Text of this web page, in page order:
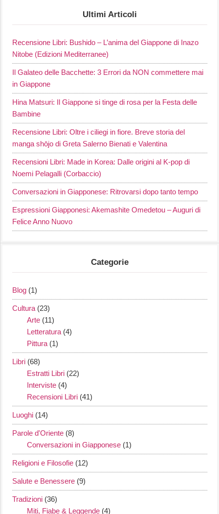
Ultimi Articoli
Recensione Libri: Bushido – L’anima del Giappone di Inazo
Nitobe (Edizioni Mediterranee)
Il Galateo delle Bacchette: 3 Errori da NON commettere mai
in Giappone
Hina Matsuri: Il Giappone si tinge di rosa per la Festa delle
Bambine
Recensione Libri: Oltre i ciliegi in fiore. Breve storia del
manga shōjo di Greta Salerno Bienati e Valentina
Recensioni Libri: Made in Korea: Dalle origini al K-pop di
Noemi Pelagalli (Corbaccio)
Conversazioni in Giapponese: Ritrovarsi dopo tanto tempo
Espressioni Giapponesi: Akemashite Omedetou – Auguri di
Felice Anno Nuovo
Categorie
Blog (1)
Cultura (23)
Arte (11)
Letteratura (4)
Pittura (1)
Libri (68)
Estratti Libri (22)
Interviste (4)
Recensioni Libri (41)
Luoghi (14)
Parole d'Oriente (8)
Conversazioni in Giapponese (1)
Religioni e Filosofie (12)
Salute e Benessere (9)
Tradizioni (36)
Miti, Fiabe & Leggende (4)